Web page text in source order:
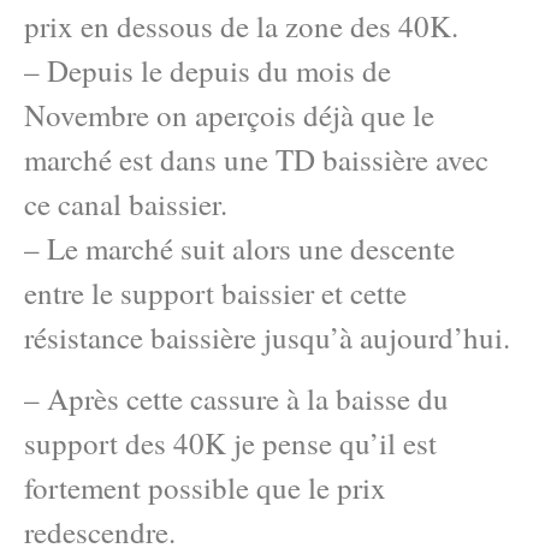
prix en dessous de la zone des 40K.
– Depuis le depuis du mois de
Novembre on aperçois déjà que le
marché est dans une TD baissière avec
ce canal baissier.
– Le marché suit alors une descente
entre le support baissier et cette
résistance baissière jusqu’à aujourd’hui.
– Après cette cassure à la baisse du
support des 40K je pense qu’il est
fortement possible que le prix
redescendre.